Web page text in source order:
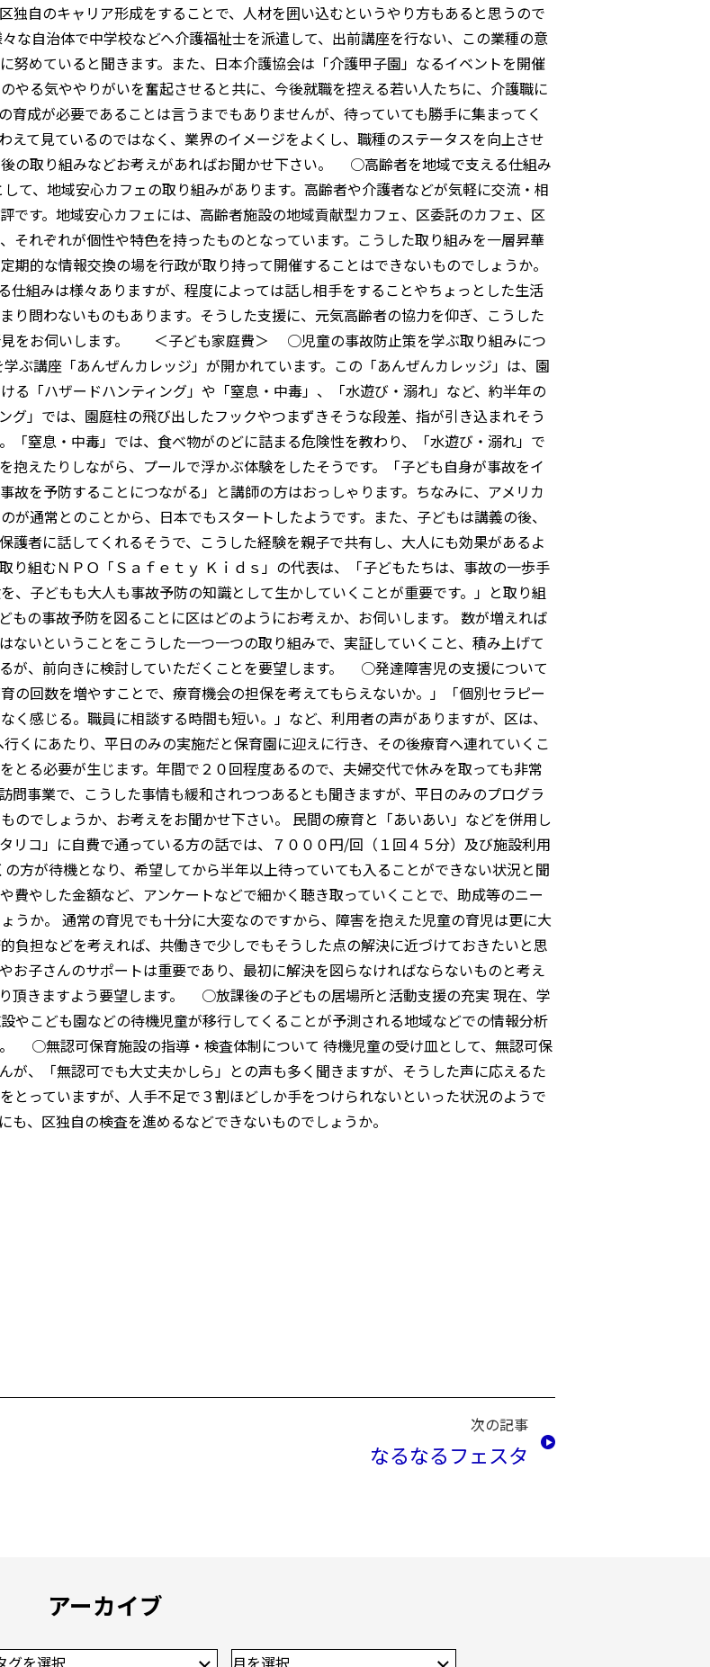
独自のキャリア形成をすることで、人材を囲い込むというやり方もあると思うので
な自治体で中学校などへ介護福祉士を派遣して、出前講座を行ない、この業種の意
努めていると聞きます。また、日本介護協会は「介護甲子園」なるイベントを開催
やる気ややりがいを奮起させると共に、今後就職を控える若い人たちに、介護職に
育成が必要であることは言うまでもありませんが、待っていても勝手に集まってく
えて見ているのではなく、業界のイメージをよくし、職種のステータスを向上させ
の取り組みなどお考えがあればお聞かせ下さい。 ○高齢者を地域で支える仕組み
て、地域安心カフェの取り組みがあります。高齢者や介護者などが気軽に交流・相
です。地域安心カフェには、高齢者施設の地域貢献型カフェ、区委託のカフェ、区
それぞれが個性や特色を持ったものとなっています。こうした取り組みを一層昇華
期的な情報交換の場を行政が取り持って開催することはできないものでしょうか。
組みは様々ありますが、程度によっては話し相手をすることやちょっとした生活
り問わないものもあります。そうした支援に、元気高齢者の協力を仰ぎ、こうした
見をお伺いします。 ＜子ども家庭費＞ ○児童の事故防止策を学ぶ取り組みにつ
ぶ講座「あんぜんカレッジ」が開かれています。この「あんぜんカレッジ」は、園
る「ハザードハンティング」や「窒息・中毒」、「水遊び・溺れ」など、約半年の
グ」では、園庭柱の飛び出したフックやつまずきそうな段差、指が引き込まれそう
「窒息・中毒」では、食べ物がのどに詰まる危険性を教わり、「水遊び・溺れ」で
抱えたりしながら、プールで浮かぶ体験をしたそうです。「子ども自身が事故をイ
故を予防することにつながる」と講師の方はおっしゃります。ちなみに、アメリカ
通常とのことから、日本でもスタートしたようです。また、子どもは講義の後、
護者に話してくれるそうで、こうした経験を親子で共有し、大人にも効果があるよ
り組むＮＰＯ「Ｓａｆｅｔｙ Ｋｉｄｓ」の代表は、「子どもたちは、事故の一歩手
、子どもも大人も事故予防の知識として生かしていくことが重要です。」と取り組
もの事故予防を図ることに区はどのようにお考えか、お伺いします。 数が増えれば
ないということをこうした一つ一つの取り組みで、実証していくこと、積み上げて
が、前向きに検討していただくことを要望します。 ○発達障害児の支援について
の回数を増やすことで、療育機会の担保を考えてもらえないか。」「個別セラピー
感じる。職員に相談する時間も短い。」など、利用者の声がありますが、区は、
くにあたり、平日のみの実施だと保育園に迎えに行き、その後療育へ連れていくこ
とる必要が生じます。年間で２０回程度あるので、夫婦交代で休みを取っても非常
問事業で、こうした事情も緩和されつつあるとも聞きますが、平日のみのプログラ
のでしょうか、お考えをお聞かせ下さい。 民間の療育と「あいあい」などを併用し
リコ」に自費で通っている方の話では、７０００円/回（１回４５分）及び施設利用
方が待機となり、希望してから半年以上待っていても入ることができない状況と聞
費やした金額など、アンケートなどで細かく聴き取っていくことで、助成等のニー
うか。 通常の育児でも十分に大変なのですから、障害を抱えた児童の育児は更に大
負担などを考えれば、共働きで少しでもそうした点の解決に近づけておきたいと思
お子さんのサポートは重要であり、最初に解決を図らなければならないものと考え
頂きますよう要望します。 ○放課後の子どもの居場所と活動支援の充実 現在、学
やこども園などの待機児童が移行してくることが予測される地域などでの情報分析
○無認可保育施設の指導・検査体制について 待機児童の受け皿として、無認可保
が、「無認可でも大丈夫かしら」との声も多く聞きますが、そうした声に応えるた
とっていますが、人手不足で３割ほどしか手をつけられないといった状況のようで
も、区独自の検査を進めるなどできないものでしょうか。
次の記事
なるなるフェスタ
アーカイブ